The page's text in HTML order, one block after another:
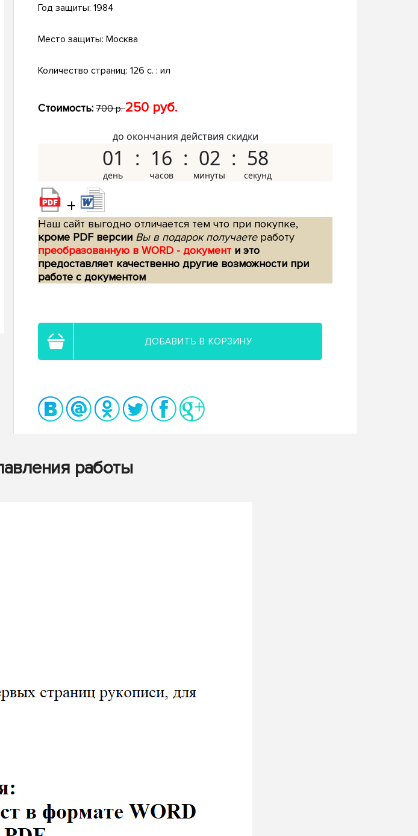
Год защиты: 1984
Место защиты: Москва
Количество страниц: 126 c. : ил
Стоимость: 700 р.250 руб.
до окончания действия скидки
01 16 02 57
+
Наш сайт выгодно отличается тем что при покупке,
кроме PDF версии Вы в подарок получаетеработу
преобразованную в WORD - документ и это
предоставляет качественно другие возможности при
работе с документом
ДОБАВИТЬ В КОРЗИНУ
работы